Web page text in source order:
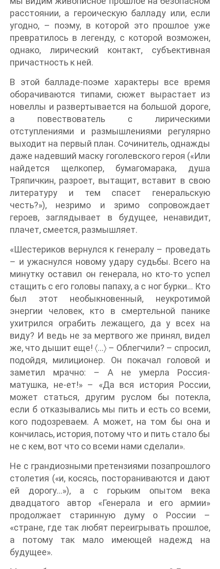
расстоянии, а героическую балладу или, если
угодно, – поэму, в которой это прошлое уже
превратилось в легенду, с которой возможен,
однако, лирический контакт, субъективная
причастность к ней.
В этой балладе-поэме характеры все время
оборачиваются типами, сюжет вырастает из
новеллы и развертывается на большой дороге,
а повествователь с лирическими
отступлениями и размышлениями регулярно
выходит на первый план. Сочинитель, однажды
даже надевший маску гоголевского героя («Или
найдется щелкопер, бумагомарака, душа
Тряпичкин, разроет, вытащит, вставит в свою
литературу и тем спасет генеральскую
честь?»), незримо и зримо сопровождает
героев, заглядывает в будущее, ненавидит,
плачет, смеется, размышляет.
«Шестериков вернулся к генералу – проведать
– и ужаснулся новому удару судьбы. Всего на
минутку оставил он генерала, но кто-то успел
стащить с его головы папаху, а с ног бурки… Кто
был этот необыкновенный, неукротимой
энергии человек, кто в смертельной панике
ухитрился ограбить лежащего, да у всех на
виду? И ведь не за мертвого же принял, видел
же, что дышит еще! 〈…〉 – Облегчили? – спросил,
подойдя, милиционер. Он покачал головой и
заметил мрачно: – А не умерла Россия-
матушка, не-ет!» – «Да вся история России,
может статься, другим руслом бы потекла,
если б отказывались мы пить и есть со всеми,
кого подозреваем. А может, на том бы она и
кончилась, история, потому что и пить стало бы
не с кем, вот что со всеми нами сделали».
Не с грандиозными претензиями позапрошлого
столетия («и, косясь, постораниваются и дают
ей дорогу…»), а с горьким опытом века
двадцатого автор «Генерала и его армии»
продолжает старинную думу о России –
«стране, где так любят переигрывать прошлое,
а потому так мало имеющей надежд на
будущее».